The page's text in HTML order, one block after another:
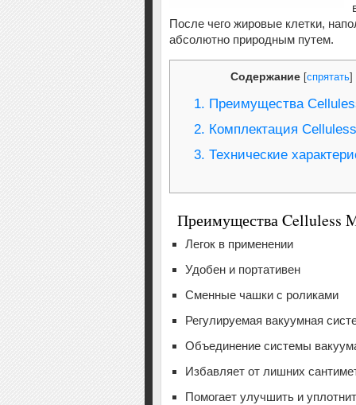
После чего жировые клетки,
абсолютно природным путем.
Содержание [спрятать]
1. Преимущества
2. Комплектация
3. Технические
Преимущества Celluless
Легок в применении
Удобен и портативен
Сменные чашки с роликами
Регулируемая вакуумная
Объединение системы
Избавляет от лишних
Помогает улучшить и